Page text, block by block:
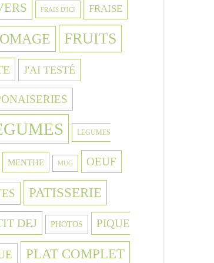
FRAIS D'ICI FRAISE
FRUITS
J'AI TESTÉ
LEGUMES
MENTHE MUG OEUF
PATISSERIE
DEJ PHOTOS PIQUE
PLAT COMPLET